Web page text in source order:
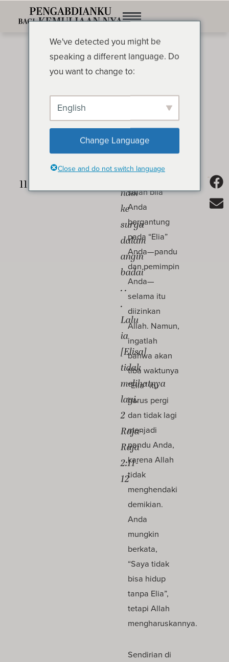
Pengalaman Ini Harus
Terjadi
OLEH OSWALD CHAMBERS
naik
ke
surga
dalam
angin
badai
. .
.
Lalu
ia
[Elisa]
tidak
melihatnya
lagi.
2
Raja-
Raja
2:11-
12
Tidaklah
salah bila
Anda
bergantung
pada “Elia”
Anda—pandu
dan pemimpin
Anda—
selama itu
diizinkan
Allah. Namun,
ingatlah
bahwa akan
tiba waktunya
“Elia” itu
harus pergi
dan tidak lagi
menjadi
pandu Anda,
karena Allah
tidak
menghendaki
demikian.
Anda
mungkin
berkata,
“Saya tidak
bisa hidup
tanpa Elia”,
tetapi Allah
mengharuskannya.
Sendirian di
We've detected you might be
speaking a different language. Do
you want to change to:
English
Change Language
Close and do not switch language